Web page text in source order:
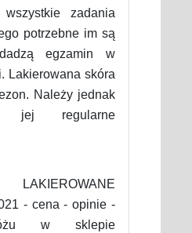
zadania
potrzebne im są
egzamin w
Lakierowana skóra
Należy jednak
jej regularne
LAKIEROWANE
- cena - opinie -
w sklepie